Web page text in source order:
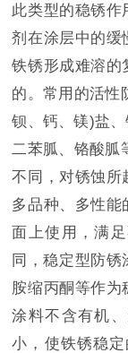
此类型的稳锈作
剂在涂层中的缓
铁锈形成难溶的
的。常用的活性
钡、钙、镁)盐
二苯胍、铬酸胍
不同，对锈蚀所
多品种、多性能
面上使用，满
同，稳定型防锈
胺缩丙酮等作
涂料不含有机
小，使铁锈稳